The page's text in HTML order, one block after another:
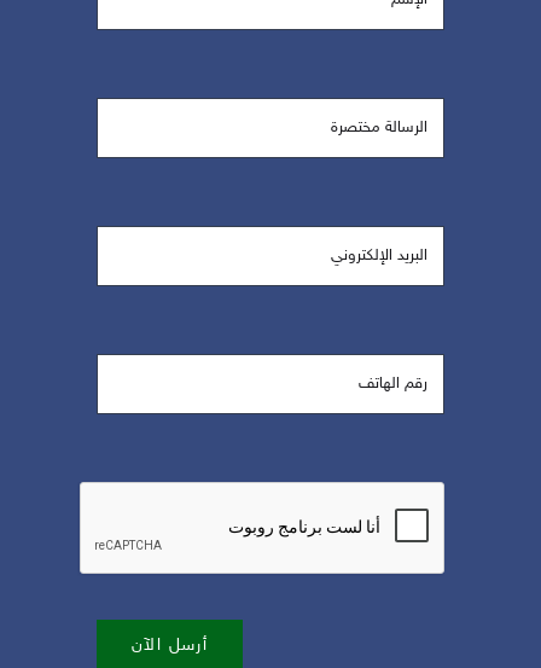
أرسل الآن